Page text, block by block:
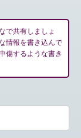
で共有しましょ
情報を書き込んで
傷するような書き